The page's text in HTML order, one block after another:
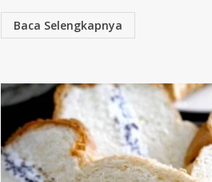
Baca Selengkapnya